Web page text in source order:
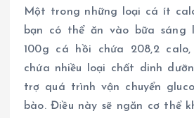
Một trong những loại cá ít
bạn có thể ăn vào bữa sáng
100g cá hồi chứa 208,2
chứa nhiều loại chất dinh
trợ quá trình vận chuyển
bào. Điều này sẽ ngăn cơ thể